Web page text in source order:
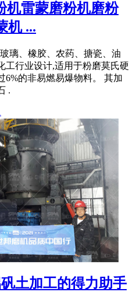
机雷蒙磨粉机磨粉
机 ...
璃、橡胶、农药、搪瓷、油
工行业设计,适用于粉磨莫氏硬
6%的非易燃易爆物料。 其加
.
土加工的得力助手